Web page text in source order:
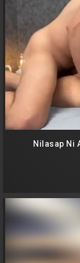
Nilasap Ni